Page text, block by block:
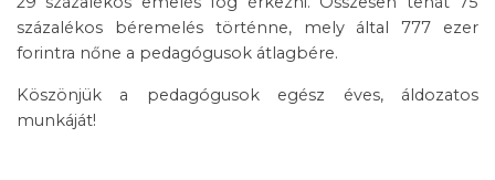
százalékos béremelés történne, mely által 777 ezer
forintra nőne a pedagógusok átlagbére.
Köszönjük a pedagógusok egész éves, áldozatos
munkáját!